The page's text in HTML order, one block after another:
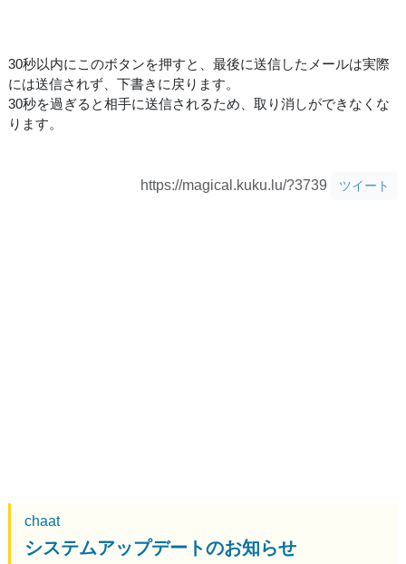
30秒以内にこのボタンを押すと、最後に送信したメールは実際
には送信されず、下書きに戻ります。
30秒を過ぎると相手に送信されるため、取り消しができなくな
ります。
https://magical.kuku.lu/?3739 ツイート
chaat
システムアップデートのお知らせ